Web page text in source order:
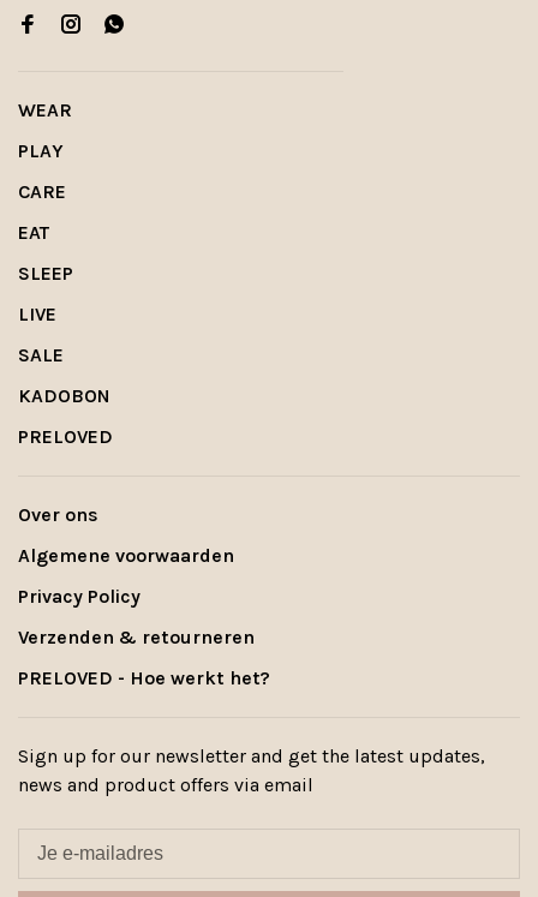
WEAR
PLAY
CARE
EAT
SLEEP
LIVE
SALE
KADOBON
PRELOVED
Over ons
Algemene voorwaarden
Privacy Policy
Verzenden & retourneren
PRELOVED - Hoe werkt het?
Sign up for our newsletter and get the latest updates,
news and product offers via email